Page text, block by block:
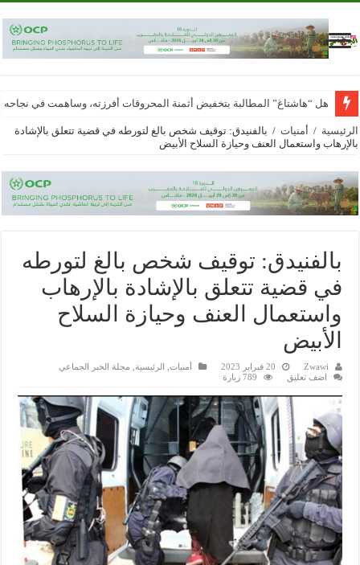
هل “هاشتاغ” المطالبة بتخفيض أثمنة المحروقات أفرزته، وساهمت في
الرئيسية / أمنيات / بالفنيدق: توقيف شخص بالغ لتورطه في قضية تتعلق بالإشادة
بالإرهاب واستعمال العنف وحيازة السلاح الأبيض
بالفنيدق: توقيف شخص بالغ لتورطه
في قضية تتعلق بالإشادة بالإرهاب
واستعمال العنف وحيازة السلاح
الأبيض
Zwawi 20 فبراير 2023 أمنيات الرئيسية
مجلة الخبر الجماعي
اضف تعليق
789 زيارة